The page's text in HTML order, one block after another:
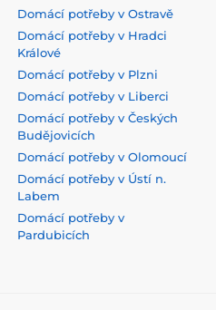
Domácí potřeby v Ostravě
Domácí potřeby v Hradci
Králové
Domácí potřeby v Plzni
Domácí potřeby v Liberci
Domácí potřeby v Českých
Budějovicích
Domácí potřeby v Olomoucí
Domácí potřeby v Ústí n.
Labem
Domácí potřeby v
Pardubicích